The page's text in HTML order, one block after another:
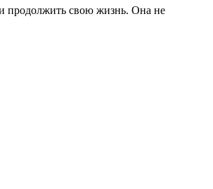
продолжить свою жизнь. Она не